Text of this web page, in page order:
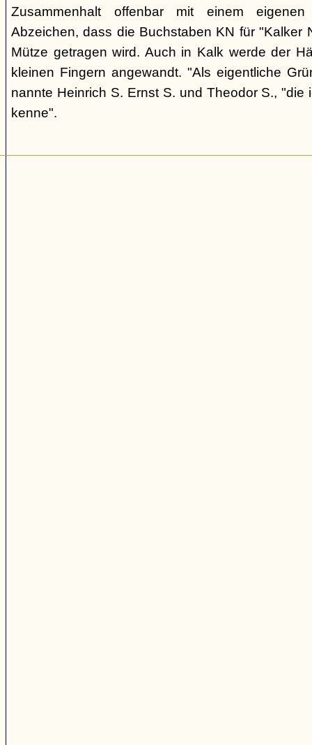
Zusammenhalt offenbar mit einem
Abzeichen, dass die Buchstaben KN für "Kalker
Mütze getragen wird. Auch in Kalk werde der
kleinen Fingern angewandt. "Als eigentliche
nannte Heinrich S. Ernst S. und Theodor S., "die
kenne".